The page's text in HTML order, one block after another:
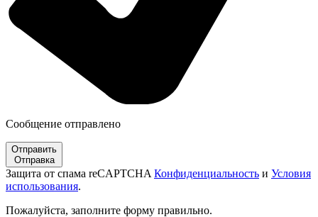
Сообщение отправлено
Отправить
Отправка
Защита от спама reCAPTCHA Конфиденциальность и Условия
использования.
Пожалуйста, заполните форму правильно.